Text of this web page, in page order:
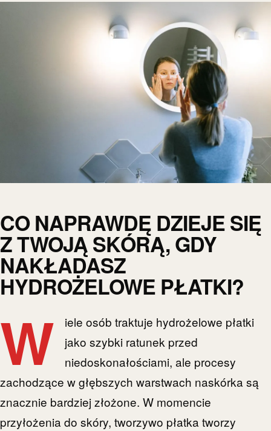
CO NAPRAWDĘ DZIEJE SIĘ
Z TWOJĄ SKÓRĄ, GDY
NAKŁADASZ
HYDROŻELOWE PŁATKI?
W
iele osób traktuje hydrożelowe płatki
jako szybki ratunek przed
niedoskonałościami, ale procesy
zachodzące w głębszych warstwach naskórka są
znacznie bardziej złożone. W momencie
przyłożenia do skóry, tworzywo płatka tworzy